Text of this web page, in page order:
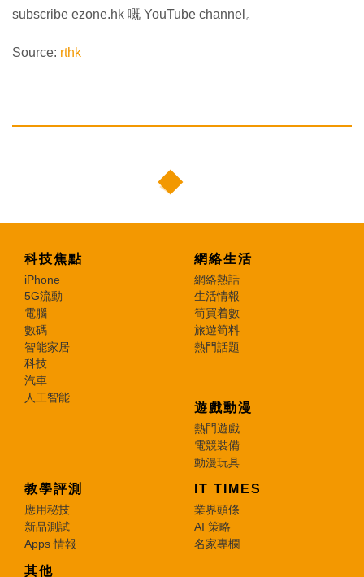
subscribe ezone.hk 嘅 YouTube channel。
Source: rthk
科技焦點
iPhone
5G流動
電腦
數碼
智能家居
科技
汽車
人工智能
網絡生活
網絡熱話
生活情報
筍買着數
旅遊筍料
熱門話題
遊戲動漫
熱門遊戲
電競裝備
動漫玩具
教學評測
應用秘技
新品測試
Apps 情報
IT TIMES
業界頭條
AI 策略
名家專欄
其他